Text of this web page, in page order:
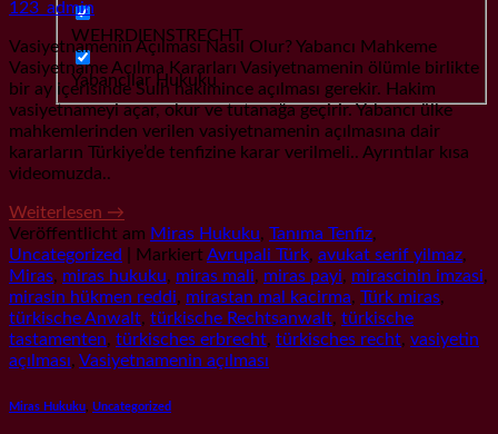
WEHRDIENSTRECHT
Yabancılar Hukuku
123_admin
Vasiyetnamenin Açılması Nasıl Olur? Yabancı Mahkeme
Vasiyetname Açılma Kararları Vasiyetnamenin ölümle birlikte
bir ay içerisinde Sulh hakimince açılması gerekir. Hakim
vasiyetnameyi açar, okur ve tutanağa geçirir. Yabancı ülke
mahkemlerinden verilen vasiyetnamenin açılmasına dair
kararların Türkiye’de tenfizine karar verilmeli.. Ayrıntılar kısa
videomuzda..
Weiterlesen →
Veröffentlicht am Miras Hukuku, Tanıma Tenfiz,
Uncategorized
MarkiertAvrupali Türk, avukat serif yilmaz,
Miras, miras hukuku, miras mali, miras payi, mirascinin imzasi,
mirasin hükmen reddi, mirastan mal kacirma, Türk miras,
türkische Anwalt, türkische Rechtsanwalt, türkische
tastamenten, türkisches erbrecht, türkisches recht, vasiyetin
açılması, Vasiyetnamenin açılması
Miras Hukuku Uncategorized